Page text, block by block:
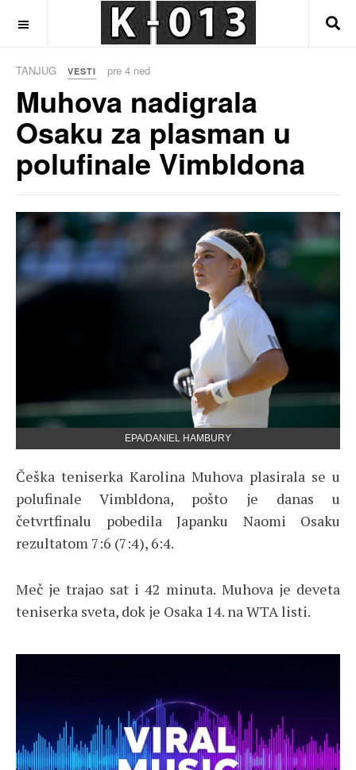
TANJUG VESTI pre 4 ned
Muhova nadigrala
Osaku za plasman u
polufinale Vimbldona
EPA/DANIEL HAMBURY
Češka teniserka Karolina Muhova plasirala se u
polufinale Vimbldona, pošto je danas u
četvrtfinalu pobedila Japanku Naomi Osaku
rezultatom 7:6 (7:4), 6:4.
Meč je trajao sat i 42 minuta. Muhova je deveta
teniserka sveta, dok je Osaka 14. na WTA listi.